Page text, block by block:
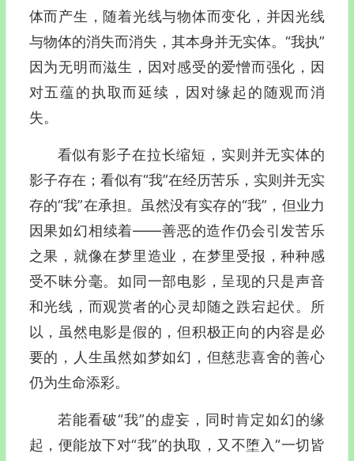
体而产生，随着光线与物体而变化，并因光线
与物体的消失而消失，其本身并无实体。“我执”
因为无明而滋生，因对感受的爱憎而强化，因
对五蕴的执取而延续，因对缘起的随观而消
失。
看似有影子在拉长缩短，实则并无实体的
影子存在；看似有“我”在经历苦乐，实则并无实
存的“我”在承担。虽然没有实存的“我”，但业力
因果如幻相续着—―善恶的造作仍会引发苦乐
之果，就像在梦里造业，在梦里受报，种种感
受不昧分毫。如同一部电影，呈现的只是声音
和光线，而观赏者的心灵却随之跌宕起伏。所
以，虽然电影是假的，但积极正向的内容是必
要的，人生虽然如梦如幻，但慈悲喜舍的善心
仍为生命添彩。
若能看破“我”的虚妄，同时肯定如幻的缘
起，便能放下对“我”的执取，又不堕入“一切皆